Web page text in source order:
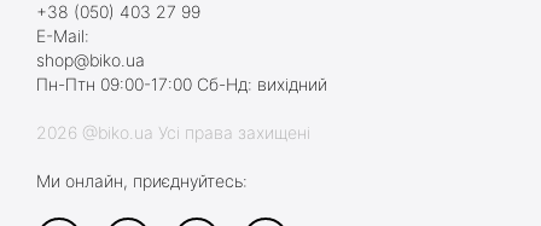
+38 (050) 403 27 99
E-Mail:
shop@biko.ua
Пн-Птн 09:00-17:00 Сб-Нд: вихідний
2026 @biko.ua Усі права захищені
Ми онлайн, приєднуйтесь: